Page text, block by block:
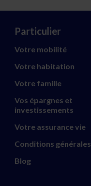
Particulier
Votre mobilité
Votre habitation
Votre famille
Vos épargnes et
investissements
Votre assurance vie
Conditions générales
Blog